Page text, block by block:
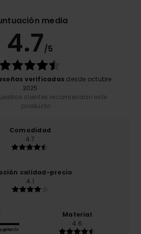
media
4.7/5
verificadas desde octubre
2025
clientes recomiendan este
producto
Comodidad
4.7
calidad-precio
4.1
grande
Material
4.6